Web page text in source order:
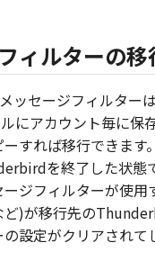
ィルターの移
ッセージフィルターは
にアカウント毎に保
すれば移行できます。
を終了した状態
ジフィルターが使用
ど)が移行先の
設定がクリアされて